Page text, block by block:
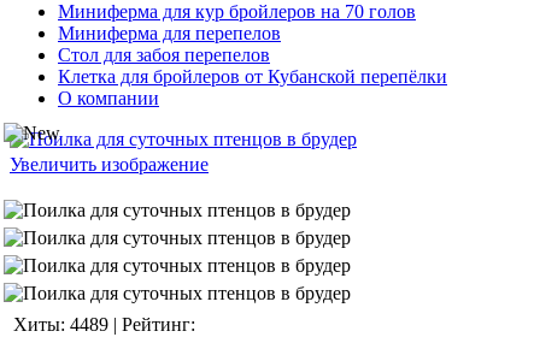
Миниферма для кур бройлеров на 70 голов
Миниферма для перепелов
Стол для забоя перепелов
Клетка для бройлеров от Кубанской перепёлки
О компании
Увеличить изображение
Хиты: 4489 | Рейтинг: